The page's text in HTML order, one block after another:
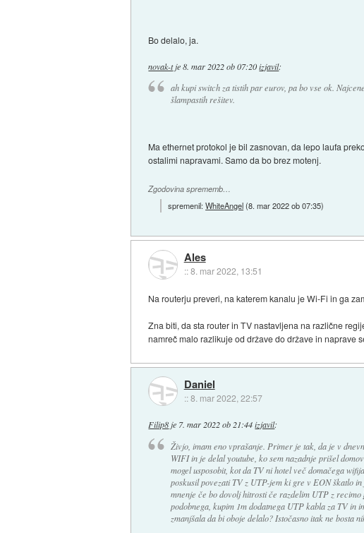
Bo delalo, ja.
novak-tje8. mar 2022 ob 07:20 izjavil:
ah kupi switch za tistih par eurov, pa bo vse ok.
šlampastih rešitev.
Ma ethernet protokol je bil zasnovan, da lepo laufa
ostalimi napravami. Samo da bo brez motenj.
Zgodovina sprememb…
spremenil:WhiteAngel(8. mar 2022 ob 07:35)
Ales
::8. mar 2022, 13:51
Na routerju preveri, na katerem kanalu je Wi-Fi in ga
Zna biti, da sta router in TV nastavljena na različne
namreč malo razlikuje od države do države in naprave
Daniel
::8. mar 2022, 22:57
Filip8je 7. mar 2022 ob 21:44 izjavil:
Živjo, imam eno vprašanje. Primer je tak, da je v
WIFI in je delal youtube, ko sem nazadnje prišel
mogel usposobit, kot da TV ni hotel več domačega
poskusil povezati TV z UTP-jem ki gre v EON škatlo
mnenje če bo dovolj hitrosti če razdelim UTP z recimo
podobnega, kupim 1m dodatnega UTP kabla za TV in
zmanjšala da bi oboje delalo? Istočasno itak ne bosta